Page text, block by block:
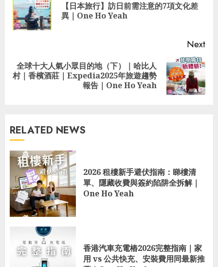
【日本旅行】訪日前需注意的7項文化差
異｜One Ho Yeah
Next
Next
全球十大人氣小眾目的地（下）｜哈比人
村｜香檳酒莊｜Expedia2025年旅遊趨勢
報告｜One Ho Yeah
RELATED NEWS
2026 租樓新手避伏指南：睇樓清
單、隱藏收費與簽約陷阱全拆解｜
One Ho Yeah
香港汽車充電樁2026完整指南｜家
用 vs 公共快充、安裝費用同最新推